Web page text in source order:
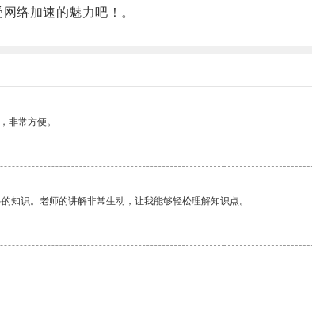
络加速的魅力吧！。
非常方便。
知识。老师的讲解非常生动，让我能够轻松理解知识点。